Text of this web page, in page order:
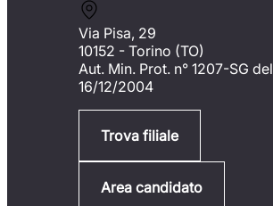
Via Pisa, 29
10152 - Torino (TO)
Aut. Min. Prot. n° 1207-SG del
16/12/2004
Trova filiale
Area candidato